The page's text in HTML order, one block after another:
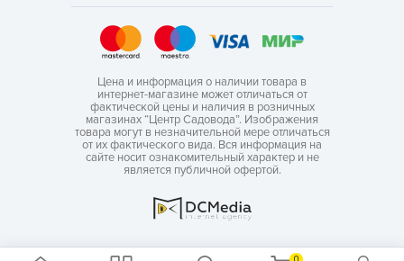
Цена и информация о наличии товара в
интернет-магазине может отличаться от
фактической цены и наличия в розничных
магазинах “Центр Садовода”. Изображения
товара могут в незначительной мере отличаться
от их фактического вида. Вся информация на
сайте носит ознакомительный характер и не
является публичной офертой.